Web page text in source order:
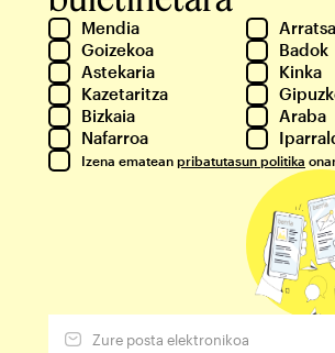
Mendia
Goizekoa
Badok
Astekaria
Kinka
Kazetaritza
Bizkaia
Araba
Nafarroa
Izena ematean pribatutasun politika